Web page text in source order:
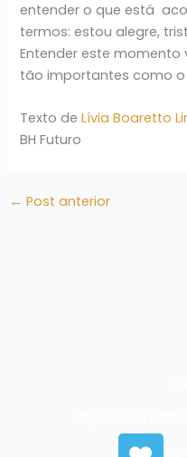
entender o que está
termos: estou alegre,
Entender este
tão importantes como
Texto deLívia Boaretto
BH Futuro
← Post anterior